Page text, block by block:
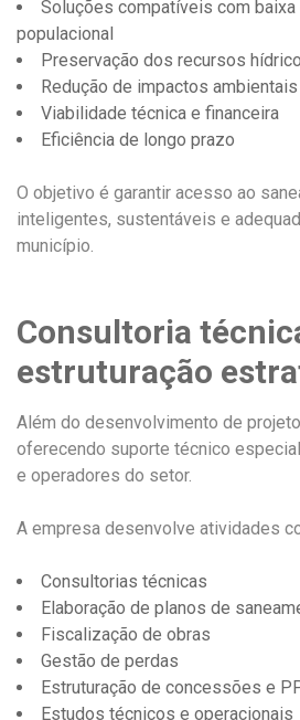
Soluções compatíveis com
populacional
Preservação dos recursos
Redução de impactos ambientais
Viabilidade técnica e financeira
Eficiência de longo prazo
O objetivo é garantir acesso ao
inteligentes, sustentáveis e
município.
Consultoria
estruturação
Além do desenvolvimento de
oferecendo suporte técnico
e operadores do setor.
A empresa desenvolve atividades
Consultorias técnicas
Elaboração de planos de
Fiscalização de obras
Gestão de perdas
Estruturação de concessões e
Estudos técnicos e operacionais